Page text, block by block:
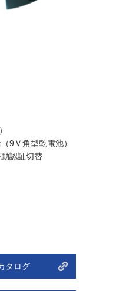
9Ｖ角型乾電池）
認証切替
タログ